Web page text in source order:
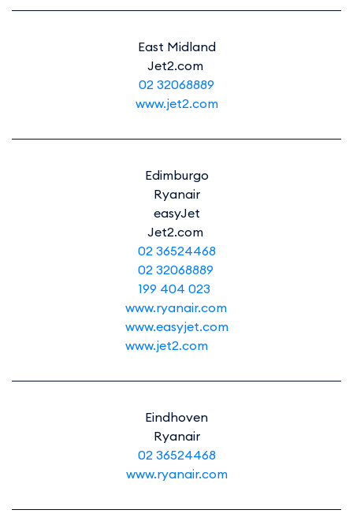
East Midland
Jet2.com
02 32068889
www.jet2.com
Edimburgo
Ryanair
easyJet
Jet2.com
02 36524468
02 32068889
199 404 023
www.ryanair.com
www.easyjet.com
www.jet2.com
Eindhoven
Ryanair
02 36524468
www.ryanair.com